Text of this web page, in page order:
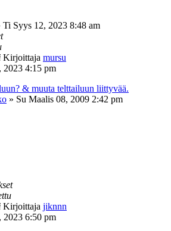
Ti Syys 12, 2023 8:48 am
Kirjoittaja mursu
2023 4:15 pm
& muuta telttailuun liittyvää.
» Su Maalis 08, 2009 2:42 pm
Kirjoittaja jiknnn
2023 6:50 pm